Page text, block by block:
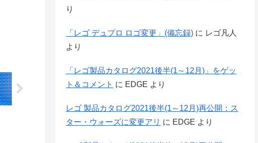
り
「レゴ デュプロ ロゴ変更」(備忘録) に レゴ凡人
より
「レゴ製品カタログ2021後半(1～12月)」をゲッ
ト＆コメント に EDGE より
レゴ 製品カタログ2021後半(1～12月)再公開：ス
ター・ウォーズに変更アリ に EDGE より